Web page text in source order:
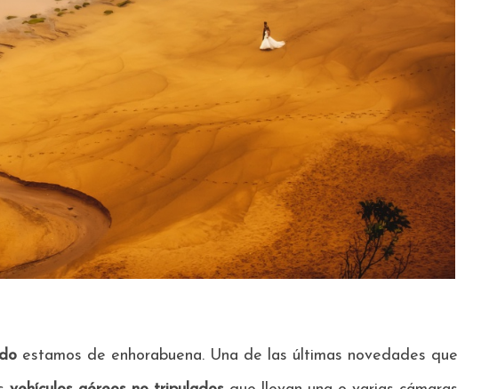
estamos de enhorabuena. Una de las últimas novedades que